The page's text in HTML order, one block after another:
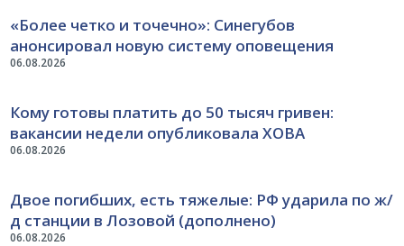
06.08.2026
«Более четко и точечно»: Синегубов
анонсировал новую систему оповещения
06.08.2026
Кому готовы платить до 50 тысяч гривен:
вакансии недели опубликовала ХОВА
06.08.2026
Двое погибших, есть тяжелые: РФ ударила по ж/
д станции в Лозовой (дополнено)